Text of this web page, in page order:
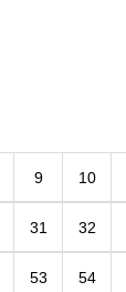
9 10
31 32
53 54